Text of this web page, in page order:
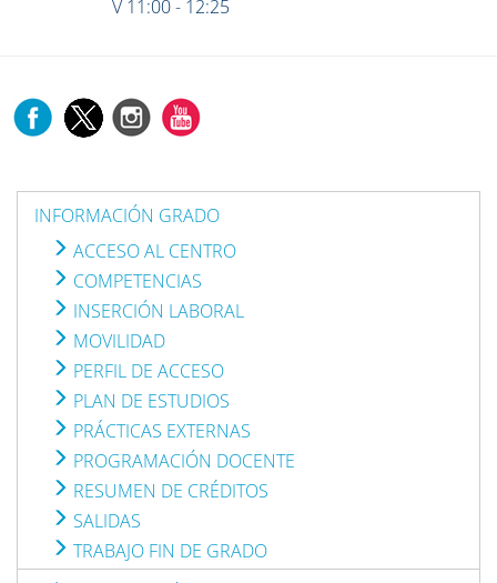
V 11:00 - 12:25
INFORMACIÓN GRADO
ACCESO AL CENTRO
COMPETENCIAS
INSERCIÓN LABORAL
MOVILIDAD
PERFIL DE ACCESO
PLAN DE ESTUDIOS
PRÁCTICAS EXTERNAS
PROGRAMACIÓN DOCENTE
RESUMEN DE CRÉDITOS
SALIDAS
TRABAJO FIN DE GRADO